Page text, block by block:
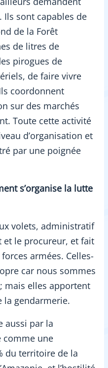
sont capables de
de la Forêt
de litres de
pirogues de
de faire vivre
coordonnent
sur des marchés
Toute cette activité
d’organisation et
par une poignée
s’organise la lutte
volets, administratif
et le procureur, et fait
armées. Celles-
car nous sommes
mais elles apportent
la gendarmerie.
aussi par la
comme une
du territoire de la